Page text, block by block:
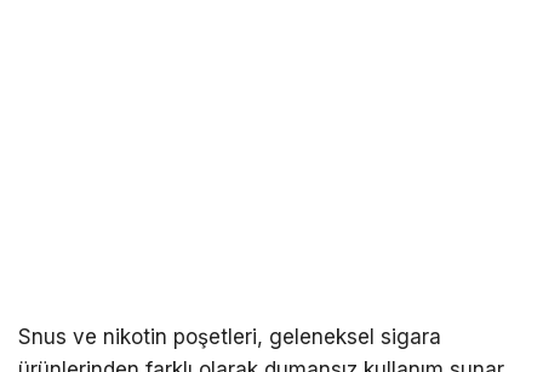
Snus ve nikotin poşetleri, geleneksel sigara